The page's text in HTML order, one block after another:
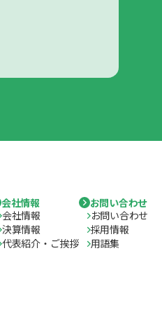
会社情報
会社情報
決算情報
代表紹介・ご挨拶
お問い合わせ
お問い合わせ
採用情報
用語集